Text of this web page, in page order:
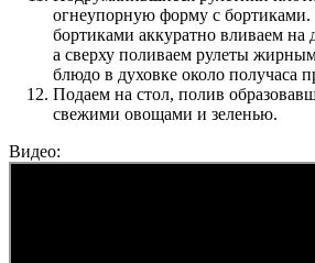
огнеупорную форму с
бортиками аккуратно вливаем на
а сверху поливаем рулеты
блюдо в духовке около получаса
Подаем на стол, полив
свежими овощами и зеленью.
Видео: